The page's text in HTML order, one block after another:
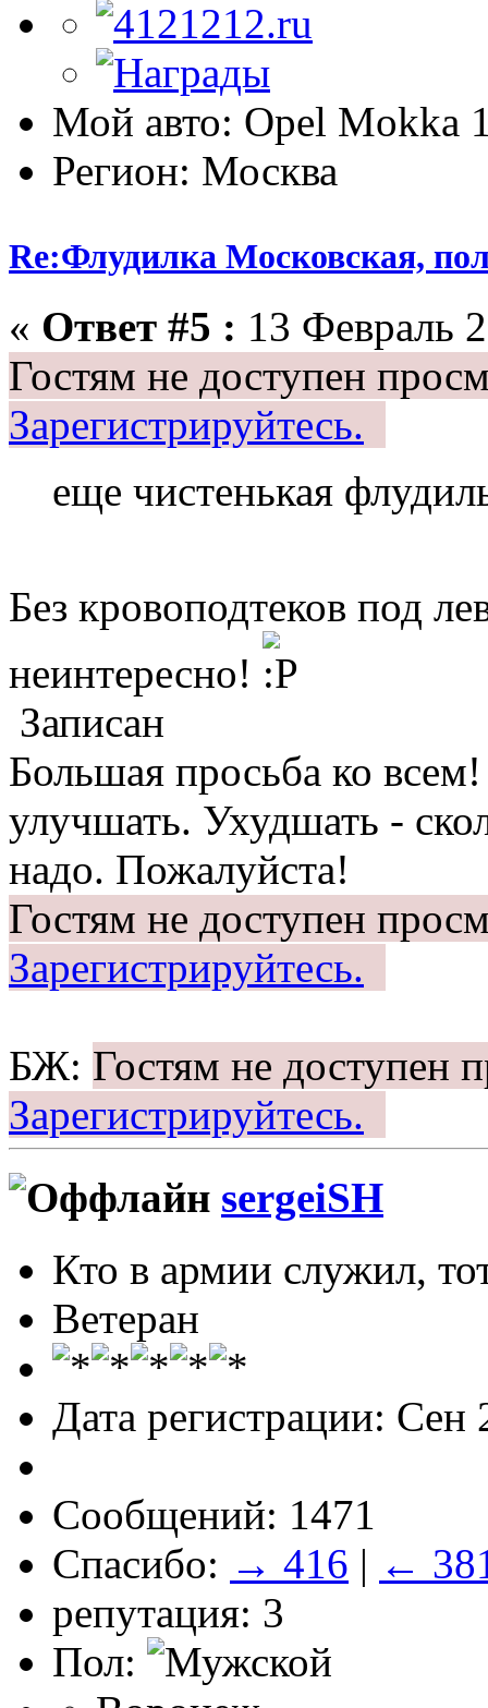
Мой авто: Opel
Регион: Москва
Re:Флудилка Московская,
« Ответ #5 : 13 Февраль
Гостям не доступен
Зарегистрируйтесь.
еще чистенькая
Без кровоподтеков под
неинтересно!
Записан
Большая просьба ко
улучшать. Ухудшать -
надо. Пожалуйста!
Гостям не доступен
Зарегистрируйтесь.
БЖ: Гостям не доступен
Зарегистрируйтесь.
sergeiSH
Кто в армии служил,
Ветеран
Дата регистрации: Сен
Сообщений: 1471
Спасибо: → 416 | ←
репутация: 3
Пол: